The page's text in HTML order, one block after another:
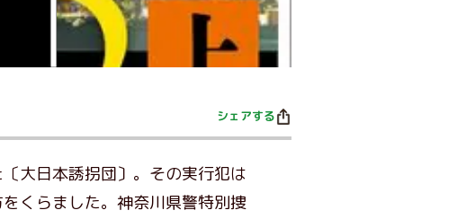
シェアする
大日本誘拐団〕。その実行犯は
くらました。神奈川県警特別捜